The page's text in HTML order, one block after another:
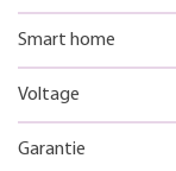
Smart home
Voltage
Garantie